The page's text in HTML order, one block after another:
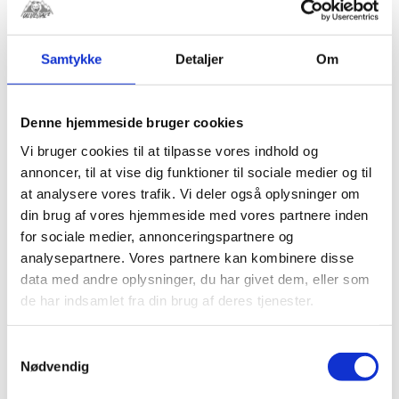
Samtykke Detaljer Om
Denne hjemmeside bruger cookies
Vi bruger cookies til at tilpasse vores indhold og
annoncer, til at vise dig funktioner til sociale medier og til
at analysere vores trafik. Vi deler også oplysninger om
din brug af vores hjemmeside med vores partnere inden
for sociale medier, annonceringspartnere og
analysepartnere. Vores partnere kan kombinere disse
data med andre oplysninger, du har givet dem, eller som
de har indsamlet fra din brug af deres tjenester.
Nødvendig
Gaskabel Universal
Venhill Gul (endeløs
tilpasning) 50-
500cc
175,00
Kabel beskyttelse
10x1mm Sort
kr.25,00